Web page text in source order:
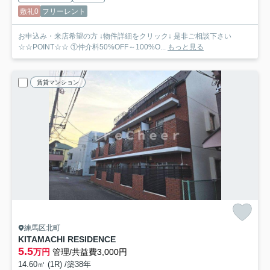
敷礼0 フリーレント
お申込み・来店希望の方 ↓物件詳細をクリック↓ 是非ご相談下さい
☆☆POINT☆☆ ①仲介料50%OFF～100%O...
もっと見る
賃貸マンション
練馬区北町
KITAMACHI RESIDENCE
5.5万円 管理/共益費3,000円
14.60㎡ (1R) /築38年